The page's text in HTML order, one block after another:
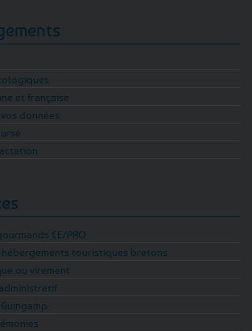
et française
données
CE/PRO
hébergements touristiques bretons
ou virement